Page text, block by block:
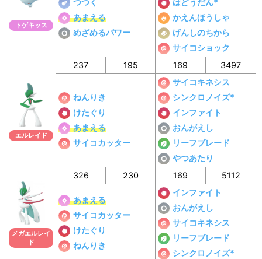
トゲキッス
つつく
あまえる
めざめるパワー
はどうだん*
かえんほうしゃ
げんしのちから
サイコショック
エルレイド
237 195 169 3497
ねんりき
けたぐり
あまえる
サイコカッター
サイコキネシス
シンクロノイズ*
インファイト
おんがえし
リーフブレード
やつあたり
メガエルレイ
ド
326 230 169 5112
あまえる
サイコカッター
けたぐり
ねんりき
インファイト
おんがえし
サイコキネシス
リーフブレード
シンクロノイズ*